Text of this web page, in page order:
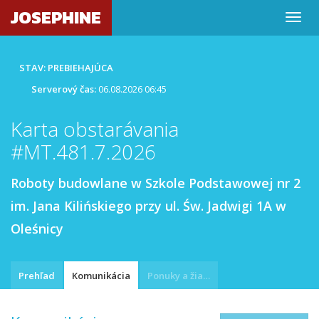
JOSEPHINE
STAV: PREBIEHAJÚCA
Serverový čas:06.08.2026 06:45
Karta obstarávania
#MT.481.7.2026
Roboty budowlane w Szkole Podstawowej nr 2
im. Jana Kilińskiego przy ul. Św. Jadwigi 1A w
Oleśnicy
Prehľad Komunikácia Ponuky a žiadosti